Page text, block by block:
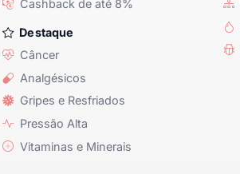
Cashback de até 8%
Destaque
Câncer
Analgésicos
Gripes e Resfriados
Pressão Alta
Vitaminas e Minerais